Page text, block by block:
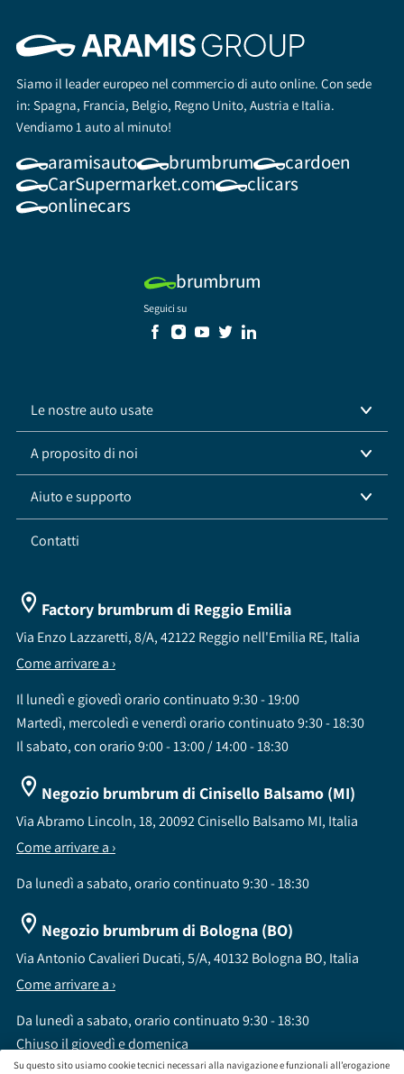
Su questo sito usiamo cookie tecnici necessari alla navigazione e funzionali all’erogazione
Siamo il leader europeo nel commercio di auto online. Con sede
in: Spagna, Francia, Belgio, Regno Unito, Austria e Italia.
Vendiamo 1 auto al minuto!
aramisauto brumbrum
cardoen
CarSupermarket.com
clicars
onlinecars
brumbrum
Seguici su
Le nostre auto usate
A proposito di noi
Aiuto e supporto
Contatti
Factory brumbrum di Reggio Emilia
Via Enzo Lazzaretti, 8/A, 42122 Reggio nell'Emilia RE, Italia
Come arrivare a ›
Il lunedì e giovedì orario continuato 9:30 - 19:00
Martedì, mercoledì e venerdì orario continuato 9:30 - 18:30
Il sabato, con orario 9:00 - 13:00 / 14:00 - 18:30
Negozio brumbrum di Cinisello Balsamo (MI)
Via Abramo Lincoln, 18, 20092 Cinisello Balsamo MI, Italia
Come arrivare a ›
Da lunedì a sabato, orario continuato 9:30 - 18:30
Negozio brumbrum di Bologna (BO)
Via Antonio Cavalieri Ducati, 5/A, 40132 Bologna BO, Italia
Come arrivare a ›
Da lunedì a sabato, orario continuato 9:30 - 18:30
Chiuso il giovedì e domenica